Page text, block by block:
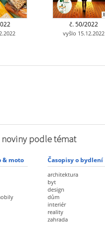
č. 50/2022
vyšlo 15.12.2022
noviny podle témat
& moto Časopisy o bydlení
architektura
byt
design
dům
interiér
reality
zahrada